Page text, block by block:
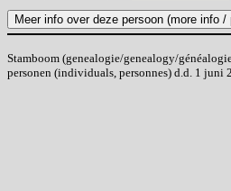
Stamboom (genealogie/genealogy/
personen (individuals, personnes) d.d. 1 juni